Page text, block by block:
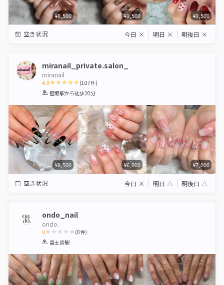
¥8,500 ¥9,500 ¥9,500
空き状況 今日 × 明日 × 明後日 ×
miranail_private.salon_
miranail
4.9
1 2 3 4 5
(107件)
竪堀駅から徒歩20分
¥8,500 ¥6,000 ¥7,000
空き状況 今日 × 明日 △ 明後日 △
ondo_nail
ondo.
0
1 2 3 4 5
(0件)
富士宮駅